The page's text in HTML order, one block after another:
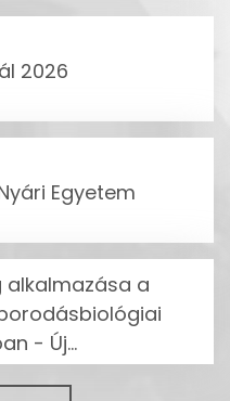
2026
Egyetem
alkalmazása a
- Új...